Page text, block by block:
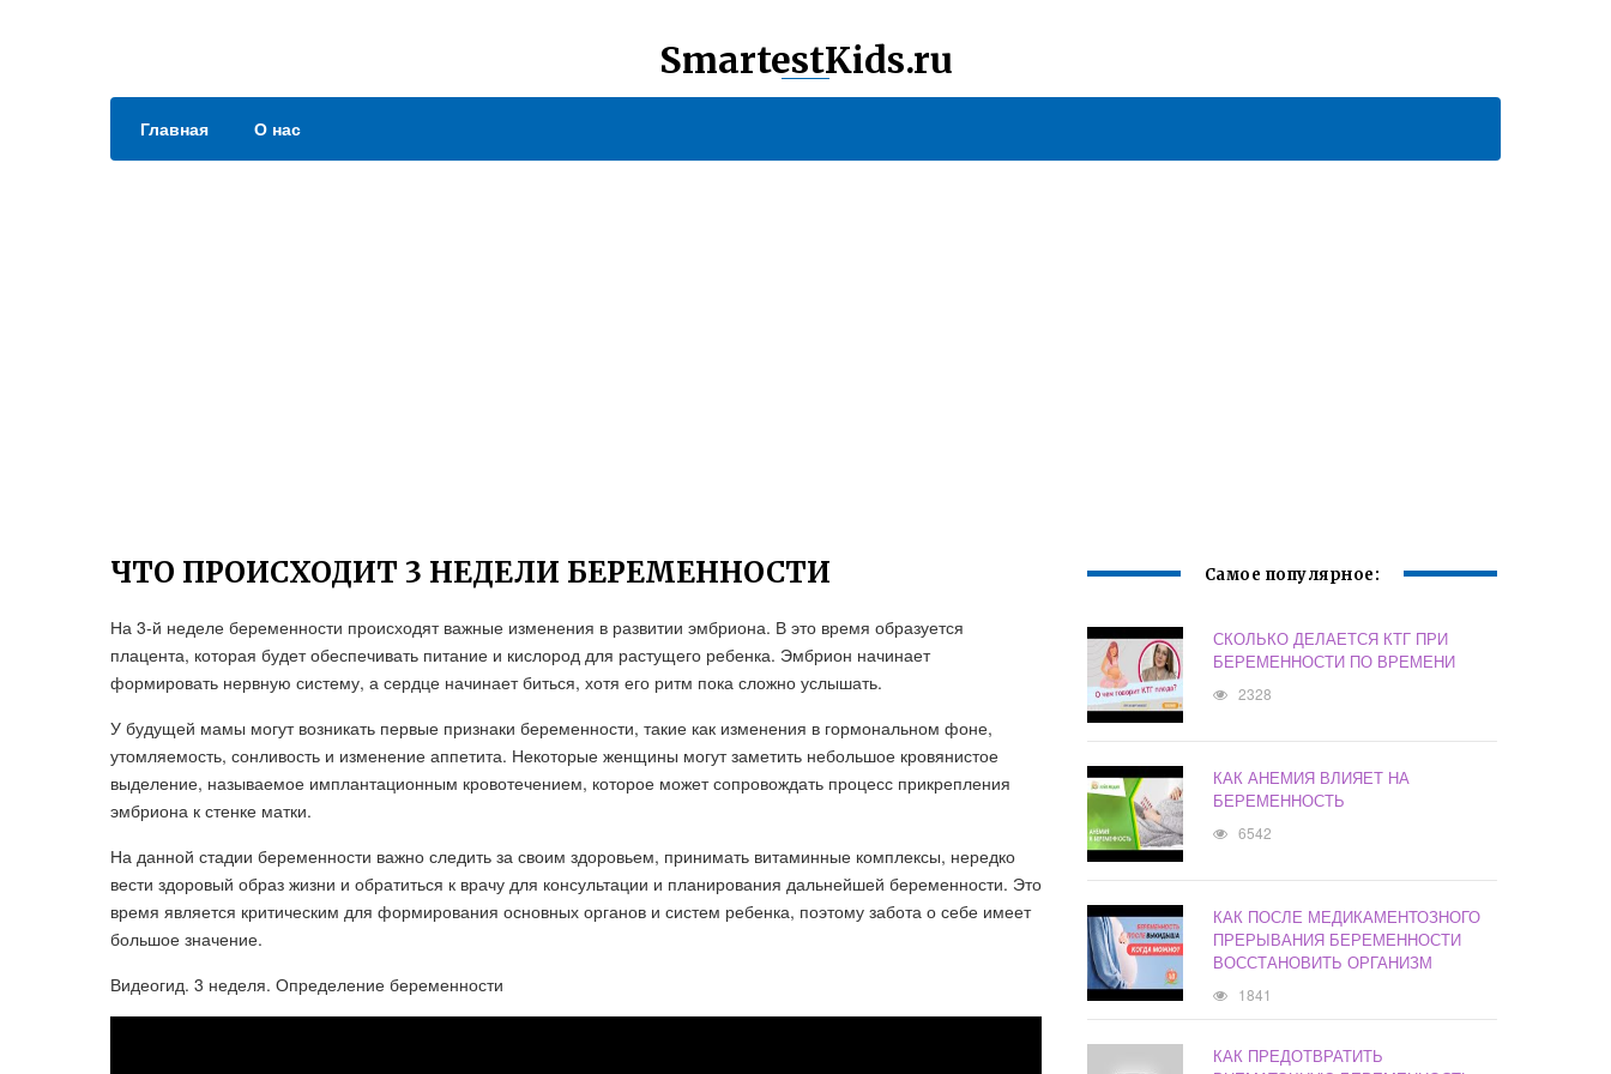
SmartestKids.ru
Главная О нас
ЧТО ПРОИСХОДИТ 3 НЕДЕЛИ БЕРЕМЕННОСТИ
На 3-й неделе беременности происходят важные изменения в развитии эмбриона. В это время образуется
плацента, которая будет обеспечивать питание и кислород для растущего ребенка. Эмбрион начинает
формировать нервную систему, а сердце начинает биться, хотя его ритм пока сложно услышать.
У будущей мамы могут возникать первые признаки беременности, такие как изменения в гормональном фоне,
утомляемость, сонливость и изменение аппетита. Некоторые женщины могут заметить небольшое кровянистое
выделение, называемое имплантационным кровотечением, которое может сопровождать процесс прикрепления
эмбриона к стенке матки.
На данной стадии беременности важно следить за своим здоровьем, принимать витаминные комплексы, нередко
вести здоровый образ жизни и обратиться к врачу для консультации и планирования дальнейшей беременности. Это
время является критическим для формирования основных органов и систем ребенка, поэтому забота о себе имеет
большое значение.
Видеогид. 3 неделя. Определение беременности
Самое популярное:
СКОЛЬКО ДЕЛАЕТСЯ КТГ ПРИ
БЕРЕМЕННОСТИ ПО ВРЕМЕНИ
2328
КАК АНЕМИЯ ВЛИЯЕТ НА
БЕРЕМЕННОСТЬ
6542
КАК ПОСЛЕ МЕДИКАМЕНТОЗНОГО
ПРЕРЫВАНИЯ БЕРЕМЕННОСТИ
ВОССТАНОВИТЬ ОРГАНИЗМ
1841
КАК ПРЕДОТВРАТИТЬ